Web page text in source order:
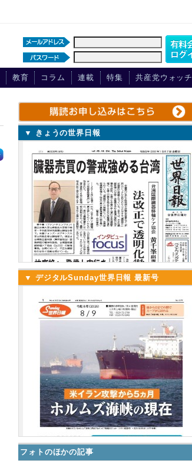
教育 コラム 連載 特集 共産党ウォッチ
▼ きょうの世界日報
▼ デジタルSunday世界日報 最新号
フォトのほかの記事